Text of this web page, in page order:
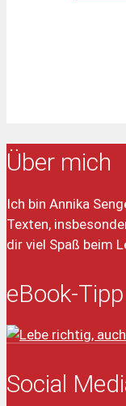
Über mich
Ich bin Annika
Texten,
dir viel Spaß beim
eBook-Tipp
Social